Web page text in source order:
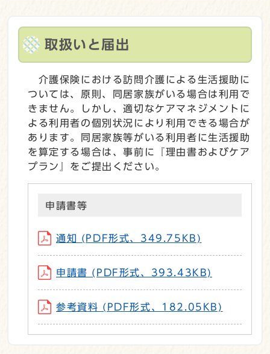
取扱いと届出
介護保険における訪問介護による生活援助に
ついては、原則、同居家族がいる場合は利用で
きません。しかし、適切なケアマネジメントに
よる利用者の個別状況により利用できる場合が
あります。同居家族等がいる利用者に生活援助
を算定する場合は、事前に『理由書およびケア
プラン』をご提出ください。
申請書等
通知 (PDF形式、349.75KB)
申請書 (PDF形式、393.43KB)
参考資料 (PDF形式、182.05KB)